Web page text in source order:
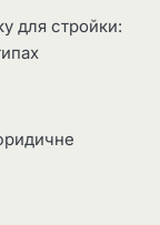
для стройки: